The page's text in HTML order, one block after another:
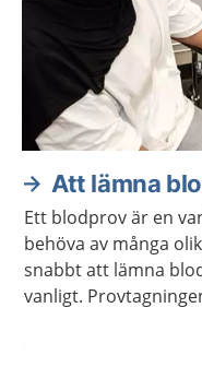
Att lämna
Ett blodprov är en
behöva av många
snabbt att lämna
vanligt.